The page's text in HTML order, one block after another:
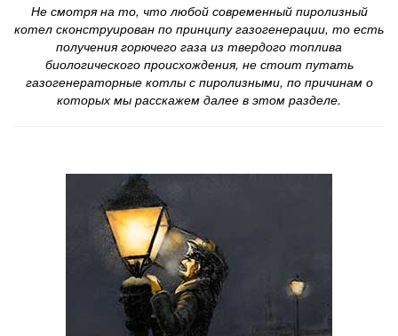
Не смотря на то, что любой современный пиролизный
котел сконструирован по принципу газогенерации, то есть
получения горючего газа из твердого топлива
биологического происхождения, не стоит путать
газогенераторные котлы с пиролизными, по причинам о
которых мы расскажем далее в этом разделе.